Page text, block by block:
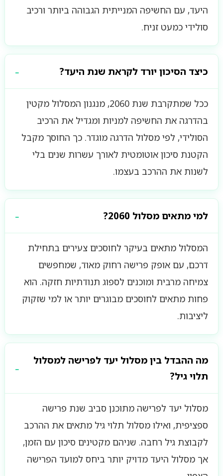
היעד, עם החשיפה המנייתית הגבוהה ביותר ורכיב
סולידי כמעט זניח.
כיצד הסיכון יורד לקראת שנת היעד?
ככל שמתקרבת שנת 2060, מנגנון המסלול מקטין
בהדרגה את החשיפה למניות ומגדיל את הרכיב
הסולידי, לפי מסלול הדרגה מוגדר. כך החוסך מקבל
הקטנת סיכון אוטומטית לאורך עשרות שנים בלי
לשנות את ההרכב בעצמו.
למי מתאים מסלול 2060?
המסלול מתאים בעיקר לחוסכים צעירים בתחילת
דרכם, עם אופק פרישה רחוק מאוד, שמחפשים
צמיחה מרבית ומוכנים לספוג תנודתיות חזקה. הוא
פחות מתאים לחוסכים מבוגרים יותר או למי שזקוק
ליציבות.
מה ההבדל בין מסלול יעד לפרישה למסלול
תלוי גיל?
מסלול יעד לפרישה מתוכנן סביב שנת פרישה
ספציפית, ואילו מסלול תלוי גיל מתאים את ההרכב
לקבוצת גיל רחבה. שניהם מקטינים סיכון עם הזמן,
אך מסלול היעד מדויק יותר ביחס למועד הפרישה